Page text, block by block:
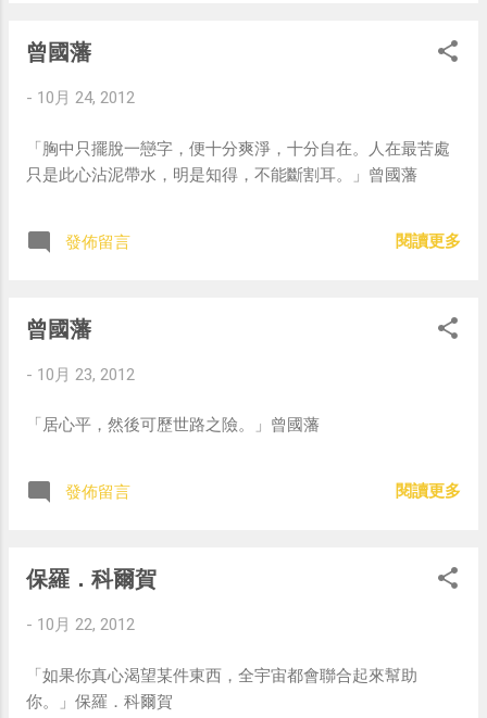
曾國藩
- 10月 24, 2012
「胸中只擺脫一戀字，便十分爽淨，十分自在。人在最苦處
只是此心沾泥帶水，明是知得，不能斷割耳。」曾國藩
發佈留言 閱讀更多
曾國藩
- 10月 23, 2012
「居心平，然後可歷世路之險。」曾國藩
發佈留言 閱讀更多
保羅．科爾賀
- 10月 22, 2012
「如果你真心渴望某件東西，全宇宙都會聯合起來幫助
你。」保羅．科爾賀